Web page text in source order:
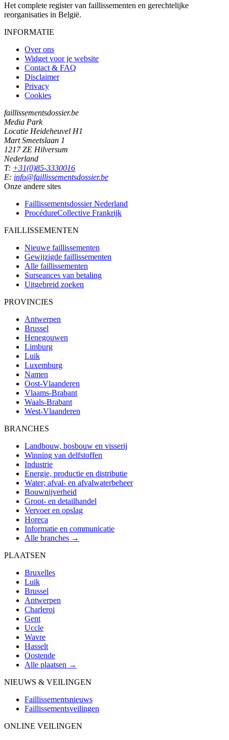
Het complete register van faillissementen en gerechtelijke
reorganisaties in België.
INFORMATIE
Over ons
Widget voor je website
Contact & FAQ
Disclaimer
Privacy
Cookies
faillissementsdossier.be
Media Park
Locatie Heideheuvel H1
Mart Smeetslaan 1
1217 ZE Hilversum
Nederland
T: +31(0)85-3330016
E: info@faillissementsdossier.be
Onze andere sites
Faillissementsdossier Nederland
ProcédureCollective Frankrijk
FAILLISSEMENTEN
Nieuwe faillissementen
Gewijzigde faillissementen
Alle faillissementen
Surseances van betaling
Uitgebreid zoeken
PROVINCIES
Antwerpen
Brussel
Henegouwen
Limburg
Luik
Luxemburg
Namen
Oost-Vlaanderen
Vlaams-Brabant
Waals-Brabant
West-Vlaanderen
BRANCHES
Landbouw, bosbouw en visserij
Winning van delfstoffen
Industrie
Energie, productie en distributie
Water; afval- en afvalwaterbeheer
Bouwnijverheid
Groot- en detailhandel
Vervoer en opslag
Horeca
Informatie en communicatie
Alle branches →
PLAATSEN
Bruxelles
Luik
Brussel
Antwerpen
Charleroi
Gent
Uccle
Wavre
Hasselt
Oostende
Alle plaatsen →
NIEUWS & VEILINGEN
Faillissementsnieuws
Faillissementsveilingen
ONLINE VEILINGEN